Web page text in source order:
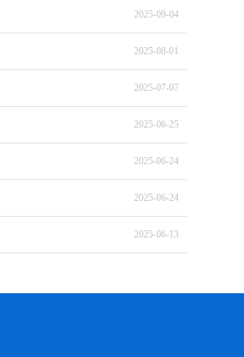
2025-09-04
2025-08-01
2025-07-07
2025-06-25
2025-06-24
2025-06-24
2025-06-13